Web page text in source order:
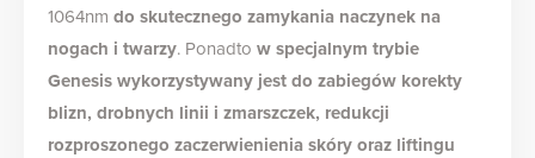
1064nm do skutecznego zamykania naczynek na
nogach i twarzy. Ponadto w specjalnym trybie
Genesis wykorzystywany jest do zabiegów korekty
blizn, drobnych linii i zmarszczek, redukcji
rozproszonego zaczerwienienia skóry oraz liftingu